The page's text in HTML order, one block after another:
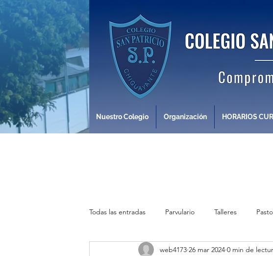
Nuestro Colegio Organización HORARIOS
Todas las entradas Parvulario Talleres
web4173 26 mar 2024 0 min de